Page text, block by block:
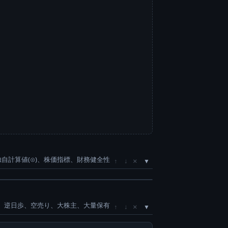
自計算値(⊙)、株価指標、財務健全性 ↑ ↓ ×
逆日歩、空売り、大株主、大量保有 ↑ ↓ ×